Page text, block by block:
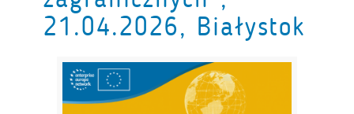
21.04.2026, Białystok